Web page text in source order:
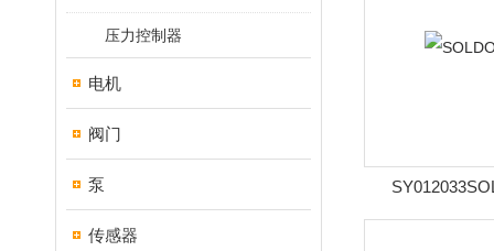
压力控制器
电机
阀门
泵
传感器